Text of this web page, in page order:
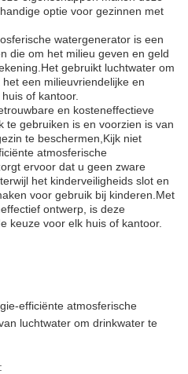
optie voor gezinnen met
watergenerator is een
die om het milieu geven en geld
gebruikt luchtwater om
een milieuvriendelijke en
of kantoor.
en kosteneffectieve
te gebruiken is en voorzien is van
te beschermen,Kijk niet
atmosferische
ervoor dat u geen zware
het kinderveiligheids slot en
voor gebruik bij kinderen.Met
ontwerp, is deze
keuze voor elk huis of kantoor.
efficiënte atmosferische
luchtwater om drinkwater te